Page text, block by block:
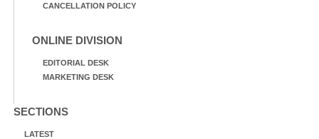
CANCELLATION POLICY
ONLINE DIVISION
EDITORIAL DESK
MARKETING DESK
SECTIONS
LATEST